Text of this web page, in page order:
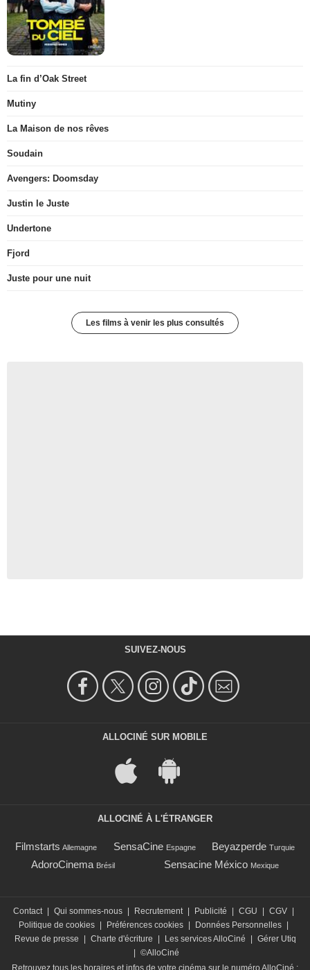
La fin d’Oak Street
Mutiny
La Maison de nos rêves
Soudain
Avengers: Doomsday
Justin le Juste
Undertone
Fjord
Juste pour une nuit
Les films à venir les plus consultés
SUIVEZ-NOUS
ALLOCINÉ SUR MOBILE
ALLOCINÉ À L'ÉTRANGER
Filmstarts Allemagne SensaCine Espagne Beyazperde Turquie
AdoroCinema Brésil Sensacine México Mexique
Contact | Qui sommes-nous | Recrutement | Publicité | CGU | CGV |
Politique de cookies | Préférences cookies | Données Personnelles |
Revue de presse
| Charte d'écriture | Les services AlloCiné | Gérer Utiq
| ©AlloCiné
Retrouvez tous les horaires et infos de votre cinéma sur le numéro AlloCiné :